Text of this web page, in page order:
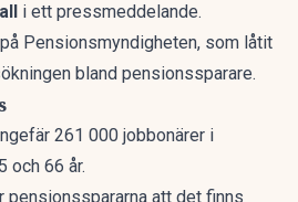
i ett pressmeddelande.
Pensionsmyndigheten, som låtit
bland pensionssparare.
261 000 jobbonärer i
och 66 år.
pensionsspararna att det finns